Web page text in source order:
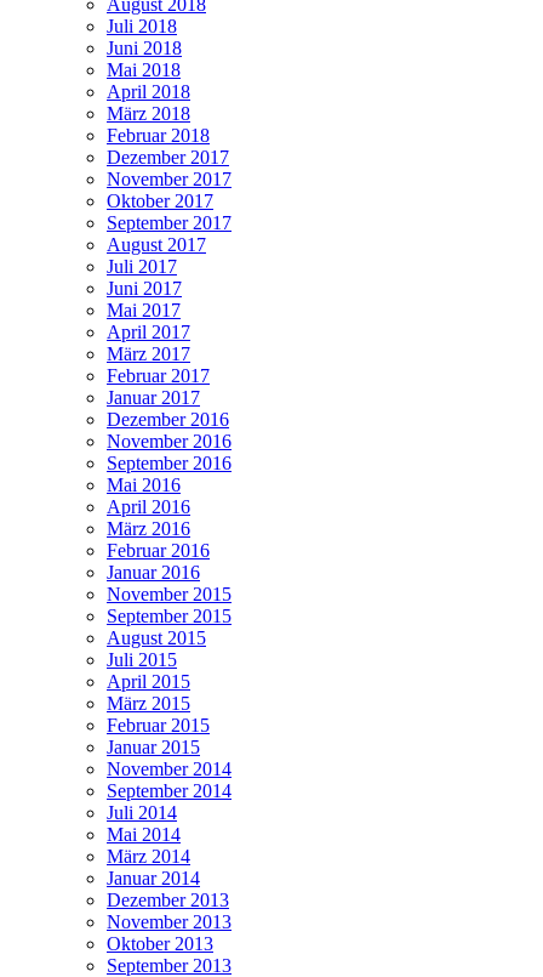
August 2018
Juli 2018
Juni 2018
Mai 2018
April 2018
März 2018
Februar 2018
Dezember 2017
November 2017
Oktober 2017
September 2017
August 2017
Juli 2017
Juni 2017
Mai 2017
April 2017
März 2017
Februar 2017
Januar 2017
Dezember 2016
November 2016
September 2016
Mai 2016
April 2016
März 2016
Februar 2016
Januar 2016
November 2015
September 2015
August 2015
Juli 2015
April 2015
März 2015
Februar 2015
Januar 2015
November 2014
September 2014
Juli 2014
Mai 2014
März 2014
Januar 2014
Dezember 2013
November 2013
Oktober 2013
September 2013